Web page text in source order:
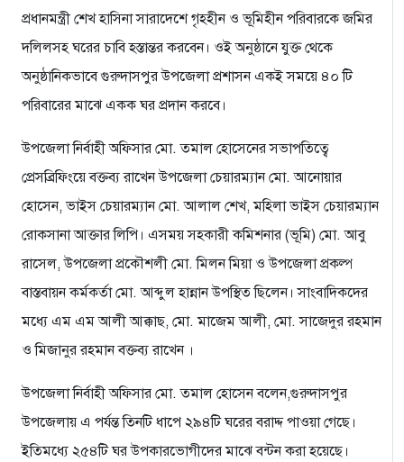
প্রধানমন্ত্রী শেখ হাসিনা সারাদেশে গৃহহীন ও ভূমিহীন পরিবারকে জমির
দলিলসহ ঘরের চাবি হস্তান্তর করবেন। ওই অনুষ্ঠানে যুক্ত থেকে
অনুষ্ঠানিকভাবে গুরুদাসপুর উপজেলা প্রশাসন একই সময়ে ৪০ টি
পরিবারের মাঝে একক ঘর প্রদান করবে।
উপজেলা নির্বাহী অফিসার মো. তমাল হোসেনের সভাপতিত্বে
প্রেসব্রিফিংয়ে বক্তব্য রাখেন উপজেলা চেয়ারম্যান মো. আনোয়ার
হোসেন, ভাইস চেয়ারম্যান মো. আলাল শেখ, মহিলা ভাইস চেয়ারম্যান
রোকসানা আক্তার লিপি। এসময় সহকারী কমিশনার (ভূমি) মো. আবু
রাসেল, উপজেলা প্রকৌশলী মো. মিলন মিয়া ও উপজেলা প্রকল্প
বাস্তবায়ন কর্মকর্তা মো. আব্দুল হান্নান উপস্থিত ছিলেন। সাংবাদিকদের
মধ্যে এম এম আলী আক্কাছ, মো. মাজেম আলী, মো. সাজেদুর রহমান
ও মিজানুর রহমান বক্তব্য রাখেন ।
উপজেলা নির্বাহী অফিসার মো. তমাল হোসেন বলেন,গুরুদাসপুর
উপজেলায় এ পর্যন্ত তিনটি ধাপে ২৯৪টি ঘরের বরাদ্দ পাওয়া গেছে।
ইতিমধ্যে ২৫৪টি ঘর উপকারভোগীদের মাঝে বন্টন করা হয়েছে।